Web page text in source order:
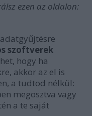
ezen az oldalon:
szoftverek
hogy ha
akkor az el is
a tudtod nélkül:
megosztva vagy
a te saját